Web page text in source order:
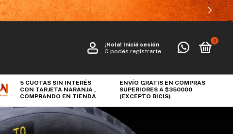
¡Hola! Iniciá sesión
O podés registrarte
0
5 CUOTAS SIN INTERÉS
CON TARJETA NARANJA ,
COMPRANDO EN TIENDA
ENVÍO GRATIS EN COMPRAS
SUPERIORES A $350000
(EXCEPTO BICIS)